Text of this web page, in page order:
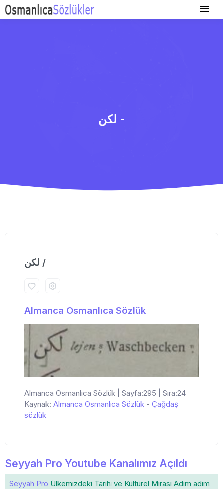
لكن -
لكن /
Almanca Osmanlıca Sözlük
Almanca Osmanlıca Sözlük | Sayfa:295 | Sıra:24
Kaynak: Almanca Osmanlıca Sözlük - Çağdaş
sözlük
Seyyah Pro Youtube Kanalımız Açıldı
Seyyah Pro Ülkemizdeki Tarihi ve Kültürel Mirası Adım adım